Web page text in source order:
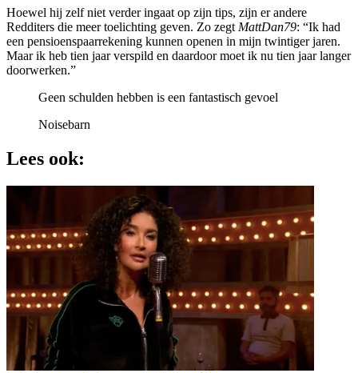
Hoewel hij zelf niet verder ingaat op zijn tips, zijn er andere
Redditers die meer toelichting geven. Zo zegtMattDan79: “Ik had
een pensioenspaarrekening kunnen openen in mijn twintiger jaren.
Maar ik heb tien jaar verspild en daardoor moet ik nu tien jaar langer
doorwerken.”
Geen schulden hebben is een fantastisch gevoel
Noisebarn
Lees ook: